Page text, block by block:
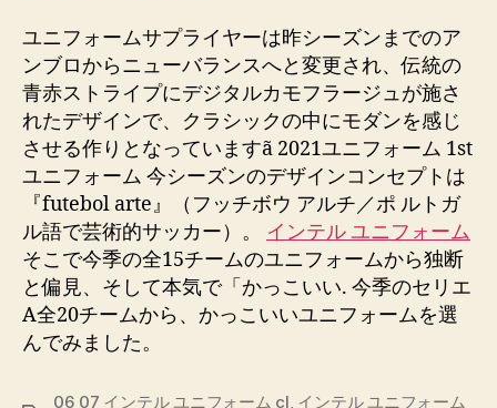
ユニフォームサプライヤーは昨シーズンまでのア
ンブロからニューバランスへと変更され、伝統の
青赤ストライプにデジタルカモフラージュが施さ
れたデザインで、クラシックの中にモダンを感じ
させる作りとなっていますã 2021ユニフォーム 1st
ユニフォーム 今シーズンのデザインコンセプトは
『futebol arte』（フッチボウ アルチ／ポ ルトガ
ル語で芸術的サッカー）。 インテル ユニフォーム
そこで今季の全15チームのユニフォームから独断
と偏見、そして本気で「かっこいい. 今季のセリエ
A全20チームから、かっこいいユニフォームを選
んでみました。
06 07 インテル ユニフォーム cl, インテル ユニフォーム